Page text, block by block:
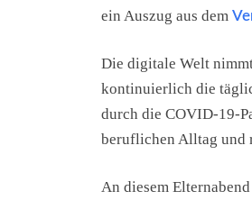
ein Auszug aus dem
Die digitale Welt
kontinuierlich die
durch die COVID-19-
beruflichen Alltag und
An diesem